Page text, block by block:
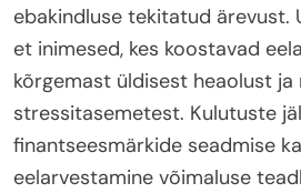
ebakindluse tekitatud ärevust.
et inimesed, kes koostavad
kõrgemast üldisest heaolust
stressitasemetest. Kulutuste
finantseesmärkide seadmise
eelarvestamine võimaluse